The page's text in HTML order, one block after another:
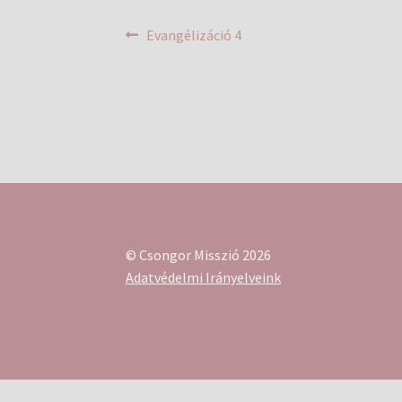
Bejegyzés
Previous
Evangélizáció 4
© Csongor Misszió 2026
Adatvédelmi Irányelveink